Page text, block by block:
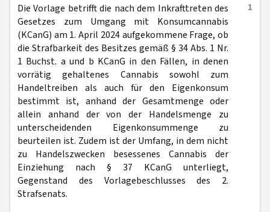
1
Die Vorlage betrifft die nach dem Inkrafttreten des
Gesetzes zum Umgang mit Konsumcannabis
(KCanG) am 1. April 2024 aufgekommene Frage, ob
die Strafbarkeit des Besitzes gemäß § 34 Abs. 1 Nr.
1 Buchst. a und b KCanG in den Fällen, in denen
vorrätig gehaltenes Cannabis sowohl zum
Handeltreiben als auch für den Eigenkonsum
bestimmt ist, anhand der Gesamtmenge oder
allein anhand der von der Handelsmenge zu
unterscheidenden Eigenkonsummenge zu
beurteilen ist. Zudem ist der Umfang, in dem nicht
zu Handelszwecken besessenes Cannabis der
Einziehung nach § 37 KCanG unterliegt,
Gegenstand des Vorlagebeschlusses des 2.
Strafsenats.